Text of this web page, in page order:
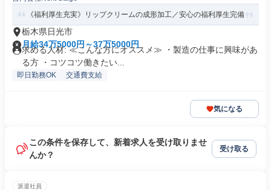
《福利厚生充実》リップクリームの成形加工／安心の福利厚生完備
栃木県日光市
月給34万5000円～37万5000円
求める人材: ≪こんな方にオススメ≫ ・製造の仕事に興味があ
る方 ・コツコツ働きたい...
即日勤務OK 交通費支給
気になる
この条件を保存して、新着求人を受け取りませ
んか？
受け取る
派遣社員